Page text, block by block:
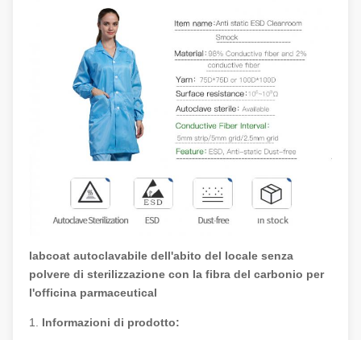
labcoat autoclavabile dell'abito del locale senza
polvere di sterilizzazione con la fibra del carbonio per
l'officina parmaceutical
1. Informazioni di prodotto: